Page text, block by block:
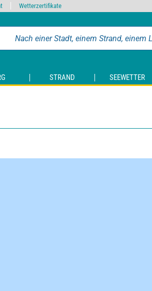
STRAND SEEWETTER
Wetterzertifikate